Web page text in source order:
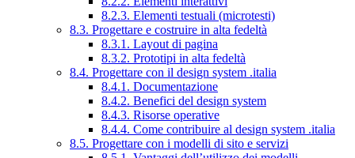
8.2.3. Elementi testuali (microtesti)
8.3. Progettare e costruire in alta fedeltà
8.3.1. Layout di pagina
8.3.2. Prototipi in alta fedeltà
8.4. Progettare con il design system .italia
8.4.1. Documentazione
8.4.2. Benefici del design system
8.4.3. Risorse operative
8.4.4. Come contribuire al design system .italia
8.5. Progettare con i modelli di sito e servizi